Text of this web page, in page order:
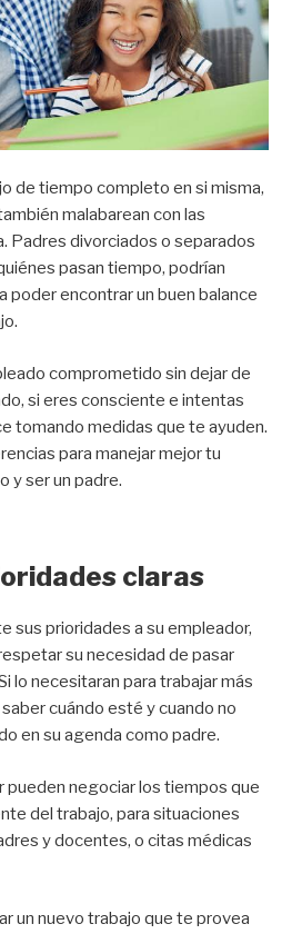
de tiempo completo en si misma,
malabarean con las
Padres divorciados o separados
pasan tiempo, podrían
poder encontrar un buen balance
comprometido sin dejar de
si eres consciente e intentas
tomando medidas que te ayuden.
para manejar mejor tu
y ser un padre.
claras
sus prioridades a su empleador,
su necesidad de pasar
lo necesitaran para trabajar más
cuándo esté y cuando no
en su agenda como padre.
pueden negociar los tiempos que
del trabajo, para situaciones
y docentes, o citas médicas
un nuevo trabajo que te provea